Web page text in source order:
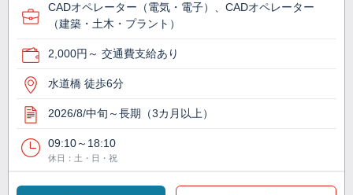
CADオペレーター（電気・電子）、CADオペレーター
（建築・土木・プラント）
2,000円～ 交通費支給あり
水道橋 徒歩6分
2026/8/中旬～長期（3カ月以上）
09:10～18:10
休日：土・日・祝